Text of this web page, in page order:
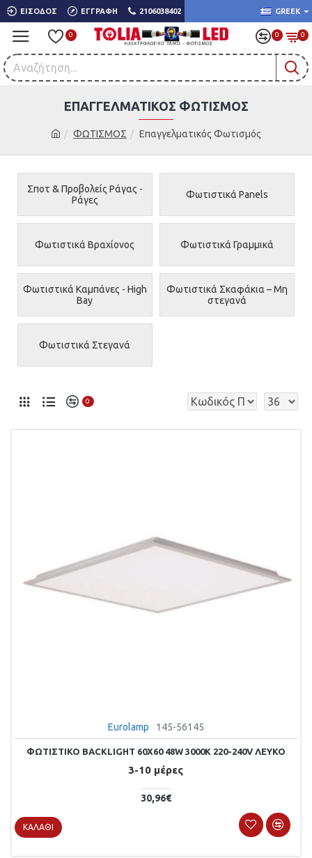
ΕΊΣΟΔΟΣ ΕΓΓΡΑΦΉ 2106038402 GREEK
0 0 0
ΦΩΤΙΣΜΟΣ Επαγγελματικός Φωτισμός
ΕΠΑΓΓΕΛΜΑΤΙΚΌΣ ΦΩΤΙΣΜΌΣ
Σποτ & Προβολείς Ράγας -
Ράγες
Φωτιστικά Panels
Φωτιστικά Βραχίονος Φωτιστικά Γραμμικά
Φωτιστικά Καμπάνες - High
Bay
Φωτιστικά Σκαφάκια – Μη
στεγανά
Φωτιστικά Στεγανά
0
Eurolamp 145-56145
ΦΩΤΙΣΤΙΚΟ BACKLIGΗΤ 60X60 48W 3000Κ 220-240V ΛΕΥΚΟ
3-10 μέρες
30,96€
ΚΑΛΆΘΙ